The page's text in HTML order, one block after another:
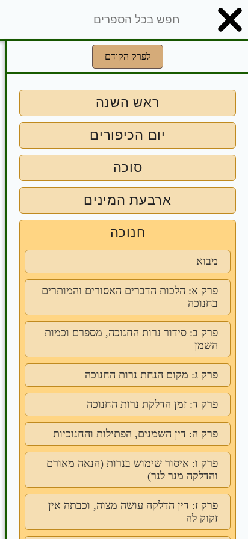
לפרק הקודם
ראש השנה
יום הכיפורים
סוכה
ארבעת המינים
חנוכה
מבוא
פרק א: הלכות הדברים האסורים והמותרים
בחנוכה
פרק ב: סידור נרות החנוכה, מספרם וכמות
השמן
פרק ג: מקום הנחת נרות החנוכה
פרק ד: זמן הדלקת נרות החנוכה
פרק ה: דין השמנים, הפתילות והחנוכיות
פרק ו: איסור שימוש בנרות (הנאה מאורם
והדלקה מנר לנר)
פרק ז: דין הדלקה עושה מצוה, וכבתה אין
זקוק לה